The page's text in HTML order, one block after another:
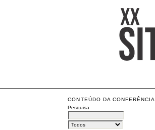
CONTEÚDO DA CONFERÊNCIA
Pesquisa